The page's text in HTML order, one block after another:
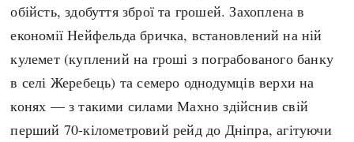
обійсть, здобуття зброї та грошей. Захоплена в
економії Нейфельда бричка, встановлений на ній
кулемет (куплений на гроші з пограбованого банку
в селі Жеребець) та семеро однодумців верхи на
конях — з такими силами Махно здійснив свій
перший 70-кілометровий рейд до Дніпра, агітуючи